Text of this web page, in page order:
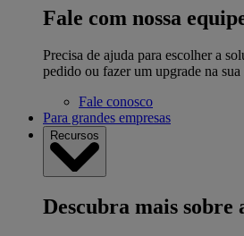
Fale com nossa
Precisa de ajuda para escolher a
pedido ou fazer um upgrade na sua
Fale conosco
Para grandes empresas
Recursos
Descubra mais sobre